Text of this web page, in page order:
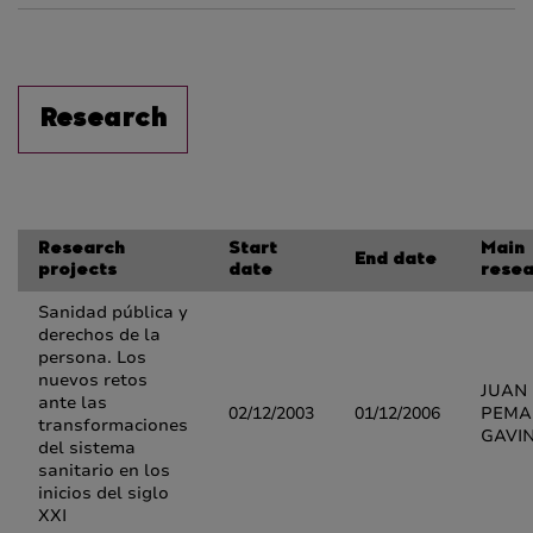
Research
Research
projects
Start
date
End date
Main
Sanidad pública y
derechos de la
persona. Los
nuevos retos
ante las
transformaciones
del sistema
sanitario en los
inicios del siglo
XXI
02/12/2003 01/12/2006
JUAN